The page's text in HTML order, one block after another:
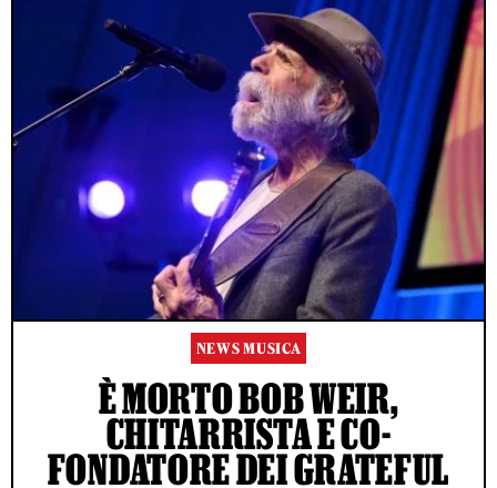
NEWS MUSICA
È MORTO BOB WEIR,
CHITARRISTA E CO-
FONDATORE DEI GRATEFUL